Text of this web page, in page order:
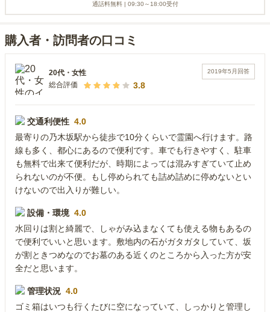
通話料無料 | 09:30～18:00受付
購入者・訪問者の口コミ
2019年5月 回答
20代 ・ 女性
総合評価
3.8
交通利便性 4.0
最寄りの乃木坂駅から徒歩で10分くらいで霊園へ行けます。路
線も多く、都心にあるので便利です。車でも行きやすく、駐車
も無料で出来て便利だが、時期によっては混みすぎていて止め
られないのが不便。もし停められても詰め詰めに停めないとい
けないので出入りが難しい。
設備・環境 4.0
水回りは割と綺麗で、しゃがみ込まなくても使える物もあるの
で便利でいいと思います。敷地内の石がガタガタしていて、坂
が割ときつめなのでお墓のある近くのところから入った方が安
全だと思います。
管理状況 4.0
ゴミ箱はいつも行くたびに空になっていて、しっかりと管理し